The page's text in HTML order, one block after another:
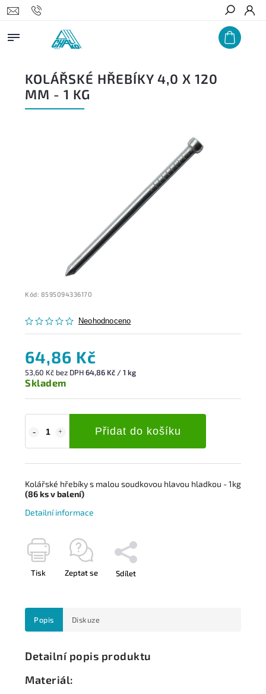
Hledat
KOLÁŘSKÉ HŘEBÍKY 4,0 X 120
MM - 1 KG
Kód: 8595094336170
Neohodnoceno
64,86 Kč
53,60 Kč bez DPH64,86 Kč / 1 kg
Skladem
Přidat do košíku
Kolářské hřebíky s malou soudkovou hlavou hladkou - 1kg
(86ksv balení)
Detailní informace
Tisk Zeptat se Sdílet
Popis Diskuze
Detailní popis produktu
Materiál: